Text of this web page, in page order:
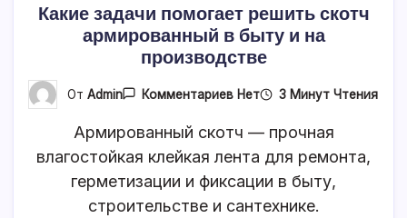
Какие задачи помогает решить скотч
армированный в быту и на
производстве
ОтAdmin КомментариевК
Задачи
Помогает
Решить
Скотч
Армированный
В
Нет 3 Минут Чтения
Армированный скотч — прочная
влагостойкая клейкая лента для ремонта,
герметизации и фиксации в быту,
строительстве и сантехнике.